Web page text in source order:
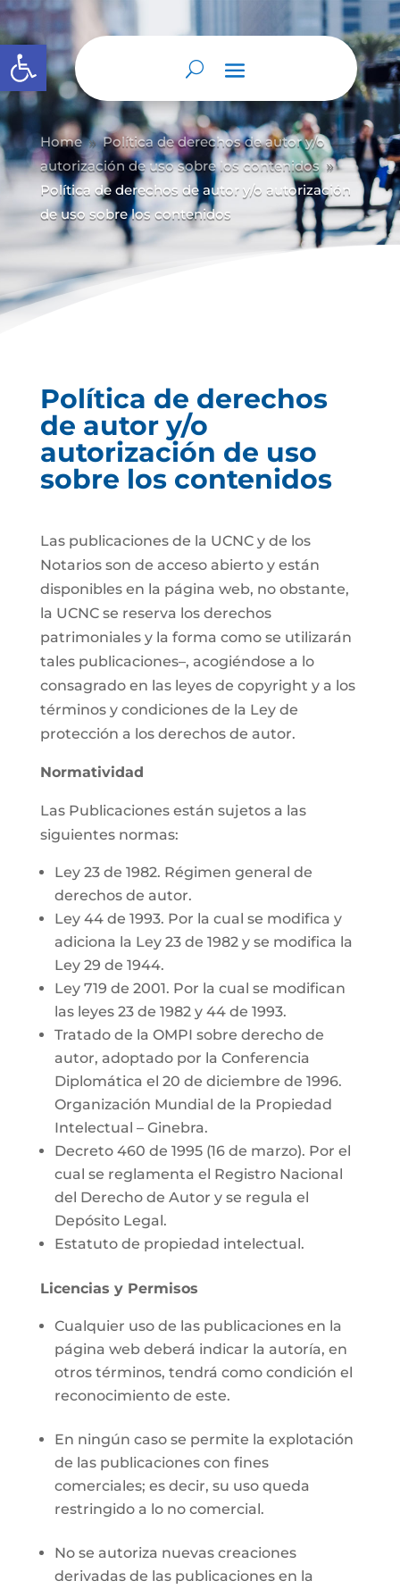
Abrir barra de herramientas
Home 9 Política de derechos de autor y/o
autorización de uso sobre los contenidos 9
Política de derechos de autor y/o autorización
de uso sobre los contenidos
Política de derechos
de autor y/o
autorización de uso
sobre los contenidos
Las publicaciones de la UCNC y de los
Notarios son de acceso abierto y están
disponibles en la página web, no obstante,
la UCNC se reserva los derechos
patrimoniales y la forma como se utilizarán
tales publicaciones–, acogiéndose a lo
consagrado en las leyes de copyright y a los
términos y condiciones de la Ley de
protección a los derechos de autor.
Normatividad
Las Publicaciones están sujetos a las
siguientes normas:
Ley 23 de 1982. Régimen general de
derechos de autor.
Ley 44 de 1993. Por la cual se modifica y
adiciona la Ley 23 de 1982 y se modifica la
Ley 29 de 1944.
Ley 719 de 2001. Por la cual se modifican
las leyes 23 de 1982 y 44 de 1993.
Tratado de la OMPI sobre derecho de
autor, adoptado por la Conferencia
Diplomática el 20 de diciembre de 1996.
Organización Mundial de la Propiedad
Intelectual – Ginebra.
Decreto 460 de 1995 (16 de marzo). Por el
cual se reglamenta el Registro Nacional
del Derecho de Autor y se regula el
Depósito Legal.
Estatuto de propiedad intelectual.
Licencias y Permisos
Cualquier uso de las publicaciones en la
página web deberá indicar la autoría, en
otros términos, tendrá como condición el
reconocimiento de este.
En ningún caso se permite la explotación
de las publicaciones con fines
comerciales; es decir, su uso queda
restringido a lo no comercial.
No se autoriza nuevas creaciones
derivadas de las publicaciones en la